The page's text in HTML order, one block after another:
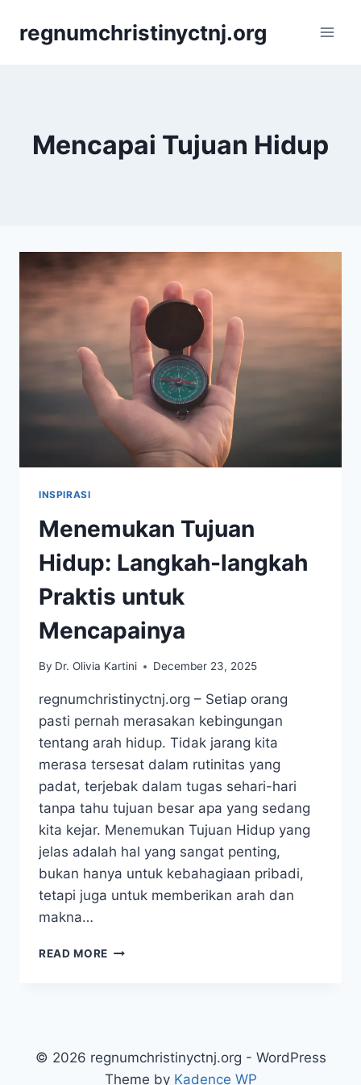
regnumchristinyctnj.org
Mencapai Tujuan Hidup
INSPIRASI
Menemukan Tujuan
Hidup: Langkah-langkah
Praktis untuk
Mencapainya
By Dr. Olivia Kartini December 23, 2025
regnumchristinyctnj.org – Setiap orang
pasti pernah merasakan kebingungan
tentang arah hidup. Tidak jarang kita
merasa tersesat dalam rutinitas yang
padat, terjebak dalam tugas sehari-hari
tanpa tahu tujuan besar apa yang sedang
kita kejar. Menemukan Tujuan Hidup yang
jelas adalah hal yang sangat penting,
bukan hanya untuk kebahagiaan pribadi,
tetapi juga untuk memberikan arah dan
makna…
READ MORE MENEMUKAN
UNTUK
MENCAPAINYA
© 2026 regnumchristinyctnj.org - WordPress
Theme by Kadence WP